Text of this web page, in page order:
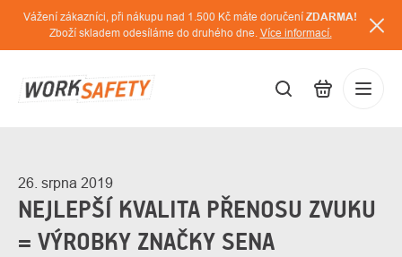
Přejít
obsah
Vážení zákazníci, při nákupu nad 1.500 Kč máte doručení ZDARMA!
Zboží skladem odesíláme do druhého dne. Více informací.
26. srpna 2019
NEJLEPŠÍ KVALITA PŘENOSU ZVUKU
= VÝROBKY ZNAČKY SENA